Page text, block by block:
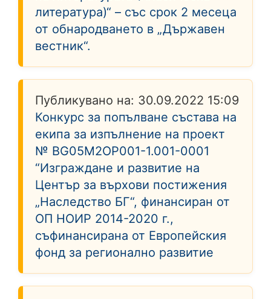
литература)“ – със срок 2 месеца
от обнародването в „Държавен
вестник“.
Публикувано на: 30.09.2022 15:09
Конкурс за попълване състава на
екипа за изпълнение на проект
№ BG05M2OP001-1.001-0001
“Изграждане и развитие на
Център за върхови постижения
„Наследство БГ“, финансиран от
ОП НОИР 2014-2020 г.,
съфинансирана от Европейския
фонд за регионално развитие